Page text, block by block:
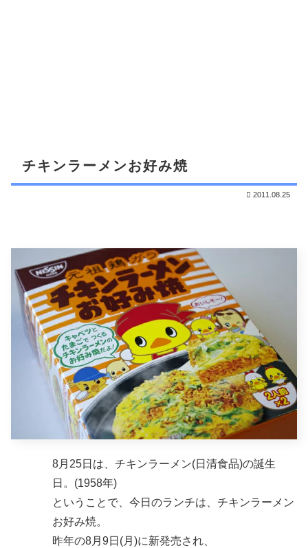
チキンラーメンお好み焼
2011.08.25
8月25日は、チキンラーメン(日清食品)の誕生
日。(1958年)
ということで、今日のランチは、チキンラーメン
お好み焼。
昨年の8月9日(月)に新発売され、